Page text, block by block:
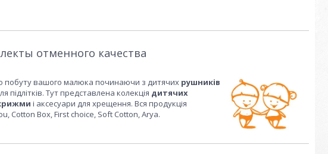
отменного качества
побуту вашого малюка починаючи з дитячих рушників
підлітків. Тут представлена колекція дитячих
і аксесуари для хрещення. Вся продукція
Cotton Box, First choice, Soft Cotton, Arya.